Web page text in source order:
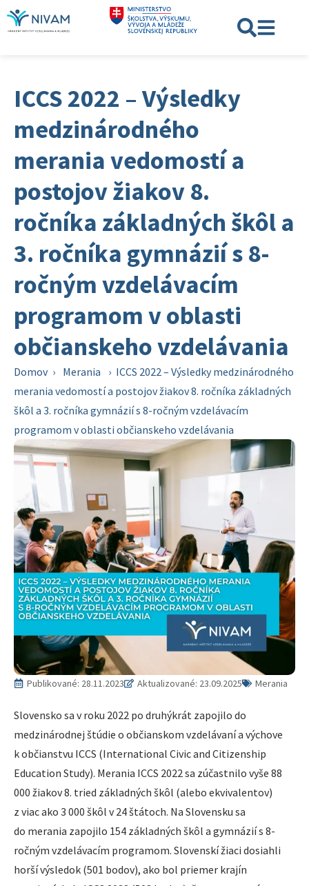
ICCS 2022 – Výsledky
medzinárodného
merania vedomostí a
postojov žiakov 8.
ročníka základných škôl a
3. ročníka gymnázií s 8-
ročným vzdelávacím
programom v oblasti
občianskeho vzdelávania
Domov › Merania › ICCS 2022 – Výsledky medzinárodného
merania vedomostí a postojov žiakov 8. ročníka základných
škôl a 3. ročníka gymnázií s 8-ročným vzdelávacím
programom v oblasti občianskeho vzdelávania
Publikované: 28.11.2023 Aktualizované: 23.09.2025 Merania
Slovensko sa v roku 2022 po druhýkrát zapojilo do
medzinárodnej štúdie o občianskom vzdelávaní a výchove
k občianstvu ICCS (International Civic and Citizenship
Education Study). Merania ICCS 2022 sa zúčastnilo vyše 88
000 žiakov 8. tried základných škôl (alebo ekvivalentov)
z viac ako 3 000 škôl v 24 štátoch. Na Slovensku sa
do merania zapojilo 154 základných škôl a gymnázií s 8-
ročným vzdelávacím programom. Slovenskí žiaci dosiahli
horší výsledok (501 bodov), ako bol priemer krajín